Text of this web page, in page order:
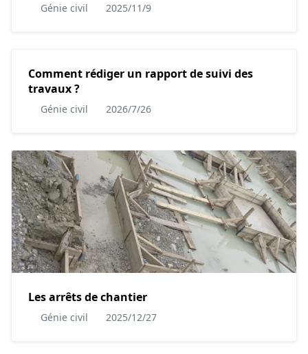
Génie civil 2025/11/9
Comment rédiger un rapport de suivi des
travaux ?
Génie civil 2026/7/26
Les arrêts de chantier
Génie civil 2025/12/27